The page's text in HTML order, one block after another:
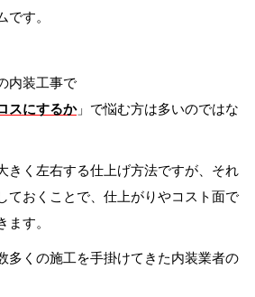
です。
内装工事で
スにするか」で悩む方は多いのではな
きく左右する仕上げ方法ですが、それ
ておくことで、仕上がりやコスト面で
ます。
多くの施工を手掛けてきた内装業者の